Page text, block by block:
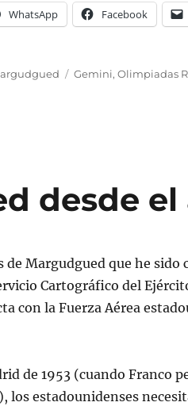
WhatsApp Facebook
Gemini,Olimpiadas
desde el
de Margudgued que he
Cartográfico del
con la Fuerza Aérea
de 1953 (cuando Franco
los estadounidenses